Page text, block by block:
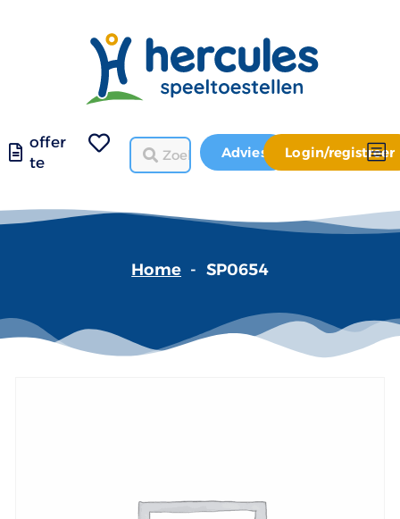
offer
te
Advies Login/registreer
Home - SP0654